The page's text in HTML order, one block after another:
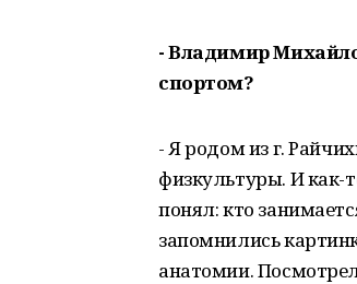
- Владимир
спортом?
- Я родом из г.
физкультуры. И как-
понял: кто
запомнились
анатомии.